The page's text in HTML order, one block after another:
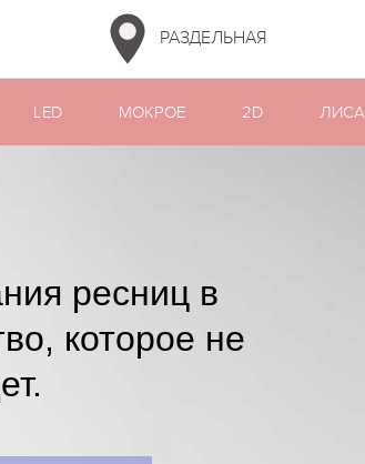
РАЗДЕЛЬНАЯ
LED МОКРОЕ 2D ЛИСА
ресниц в
которое не